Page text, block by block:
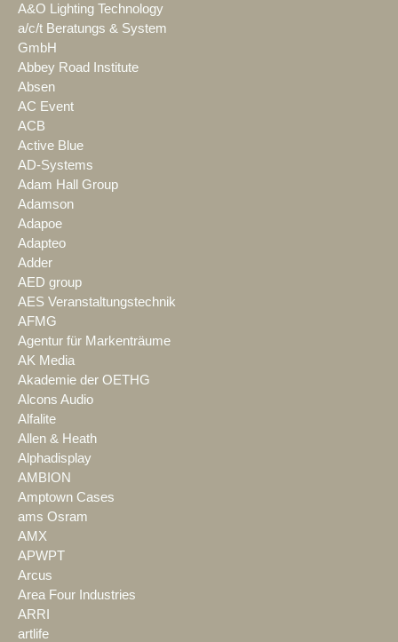
A&O Lighting Technology
a/c/t Beratungs & System
GmbH
Abbey Road Institute
Absen
AC Event
ACB
Active Blue
AD-Systems
Adam Hall Group
Adamson
Adapoe
Adapteo
Adder
AED group
AES Veranstaltungstechnik
AFMG
Agentur für Markenträume
AK Media
Akademie der OETHG
Alcons Audio
Alfalite
Allen & Heath
Alphadisplay
AMBION
Amptown Cases
ams Osram
AMX
APWPT
Arcus
Area Four Industries
ARRI
artlife